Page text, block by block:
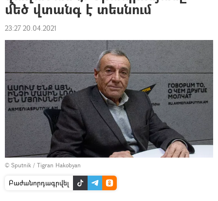
մեծ վտանգ է տեսնում
23:27 20.04.2021
© Sputnik / Tigran Hakobyan
Բաժանորդագրվել